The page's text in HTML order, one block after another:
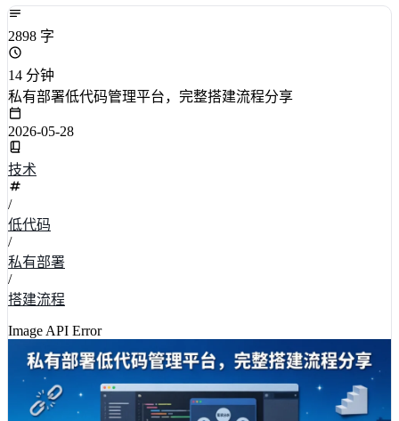
2898 字
14 分钟
私有部署低代码管理平台，完整搭建流程分享
2026-05-28
技术
/
低代码
/
私有部署
/
搭建流程
Image API Error